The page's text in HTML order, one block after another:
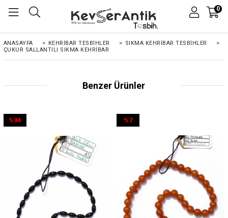
0
ANASAYFA > KEHRIBAR TESBIHLER > SIKMA KEHRİBAR TESBİHLER
>
ÇUKUR SALLANTILI SIKMA KEHRIBAR
Benzer Ürünler
%94
%7